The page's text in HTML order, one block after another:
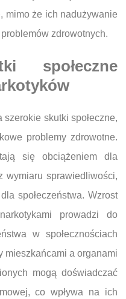
mimo że ich nadużywanie
zdrowotnych.
społeczne
skutki społeczne,
problemy zdrowotne.
się obciążeniem dla
wymiaru sprawiedliwości,
społeczeństwa. Wzrost
prowadzi do
w społecznościach
mieszkańcami a organami
mogą doświadczać
co wpływa na ich